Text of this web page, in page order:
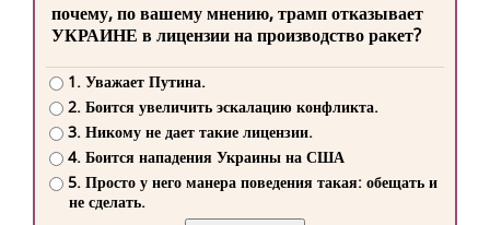
почему, по вашему мнению, трамп отказывает
УКРАИНЕ в лицензии на производство ракет?
1. Уважает Путина.
2. Боится увеличить эскалацию конфликта.
3. Никому не дает такие лицензии.
4. Боится нападения Украины на США
5. Просто у него манера поведения такая: обещать и
не сделать.